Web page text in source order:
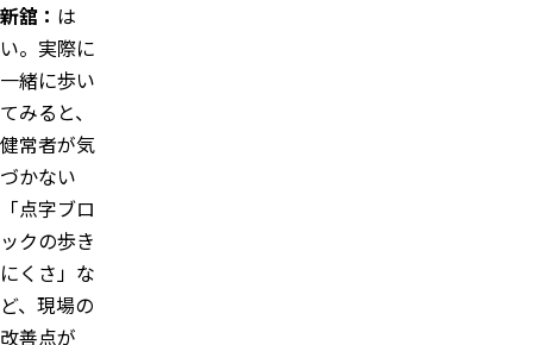
新舘： は
い。実際に
一緒に歩い
てみると、
健常者が気
づかない
「点字ブロ
ックの歩き
にくさ」な
ど、現場の
改善点が